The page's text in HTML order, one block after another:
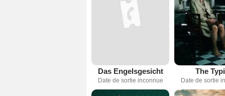
Das Engelsgesicht
Date de sortie inconnue
The
Date de sortie